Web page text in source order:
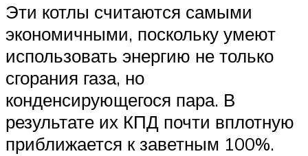
Эти котлы считаются самыми
экономичными, поскольку умеют
использовать энергию не только
сгорания газа, но
конденсирующегося пара. В
результате их КПД почти вплотную
приближается к заветным 100%.